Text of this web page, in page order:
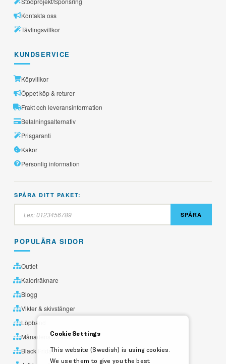
Kontakta oss
Tävlingsvillkor
KUNDSERVICE
Köpvillkor
Öppet köp & returer
Frakt och leveransinformation
Betalningsalternativ
Prisgaranti
Kakor
Personlig information
SPÅRA DITT PAKET:
SPÅRA
POPULÄRA SIDOR
Outlet
Kaloriräknare
Blogg
Vikter & skivstänger
Löpband
Månadens utvalda
Black Friday
Cookie Settings
This website (Swedish) is using cookies.
We use them to give you the best